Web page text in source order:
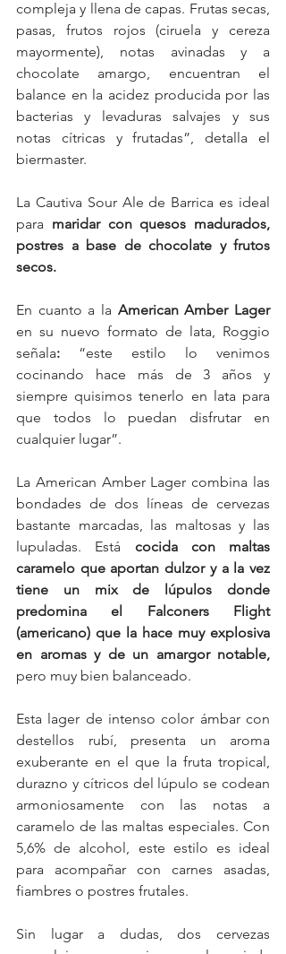
compleja y llena de capas. Frutas secas,
pasas, frutos rojos (ciruela y cereza
mayormente), notas avinadas y a
chocolate amargo, encuentran el
balance en la acidez producida por las
bacterias y levaduras salvajes y sus
notas cítricas y frutadas”, detalla el
biermaster.
La Cautiva Sour Ale de Barrica es ideal
para maridar con quesos madurados,
postres a base de chocolate y frutos
secos.
En cuanto a la American Amber Lager
en su nuevo formato de lata, Roggio
señala: “este estilo lo venimos
cocinando hace más de 3 años y
siempre quisimos tenerlo en lata para
que todos lo puedan disfrutar en
cualquier lugar”.
La American Amber Lager combina las
bondades de dos líneas de cervezas
bastante marcadas, las maltosas y las
lupuladas. Está cocida con maltas
caramelo que aportan dulzor y a la vez
tiene un mix de lúpulos donde
predomina el Falconers Flight
(americano) que la hace muy explosiva
en aromas y de un amargor notable,
pero muy bien balanceado.
Esta lager de intenso color ámbar con
destellos rubí, presenta un aroma
exuberante en el que la fruta tropical,
durazno y cítricos del lúpulo se codean
armoniosamente con las notas a
caramelo de las maltas especiales. Con
5,6% de alcohol, este estilo es ideal
para acompañar con carnes asadas,
fiambres o postres frutales.
Sin lugar a dudas, dos cervezas